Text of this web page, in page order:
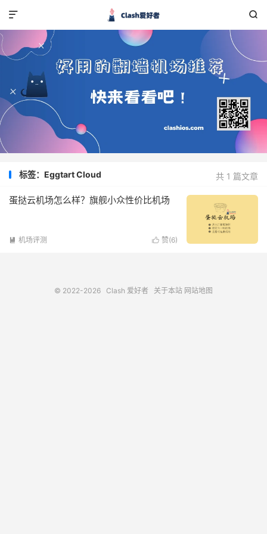


共 1 篇文章
标签：Eggtart Cloud
蛋挞云机场怎么样？旗舰小众性价比机场
 赞(6)
 机场评测
© 2022-2026 Clash 爱好者 关于本站 网站地图